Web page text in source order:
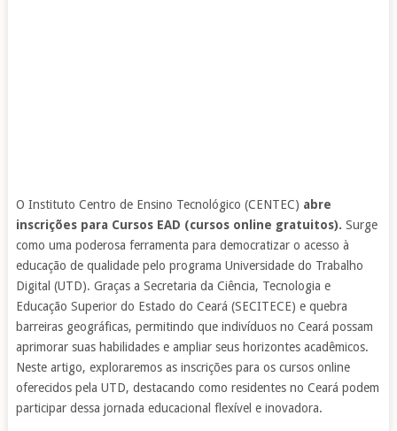
O Instituto Centro de Ensino Tecnológico (CENTEC) abre
inscrições para Cursos EAD (cursos online gratuitos). Surge
como uma poderosa ferramenta para democratizar o acesso à
educação de qualidade pelo programa Universidade do Trabalho
Digital (UTD). Graças a Secretaria da Ciência, Tecnologia e
Educação Superior do Estado do Ceará (SECITECE) e quebra
barreiras geográficas, permitindo que indivíduos no Ceará possam
aprimorar suas habilidades e ampliar seus horizontes acadêmicos.
Neste artigo, exploraremos as inscrições para os cursos online
oferecidos pela UTD, destacando como residentes no Ceará podem
participar dessa jornada educacional flexível e inovadora.